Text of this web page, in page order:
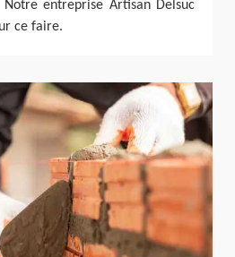
entreprise Artisan Delsuc
ce faire.